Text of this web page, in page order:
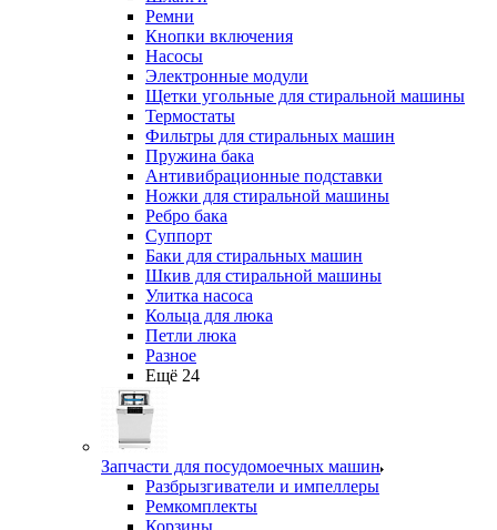
Ремни
Кнопки включения
Насосы
Электронные модули
Щетки угольные для стиральной машины
Термостаты
Фильтры для стиральных машин
Пружина бака
Антивибрационные подставки
Ножки для стиральной машины
Ребро бака
Суппорт
Баки для стиральных машин
Шкив для стиральной машины
Улитка насоса
Кольца для люка
Петли люка
Разное
Ещё 24
Запчасти для посудомоечных машин
Разбрызгиватели и импеллеры
Ремкомплекты
Корзины